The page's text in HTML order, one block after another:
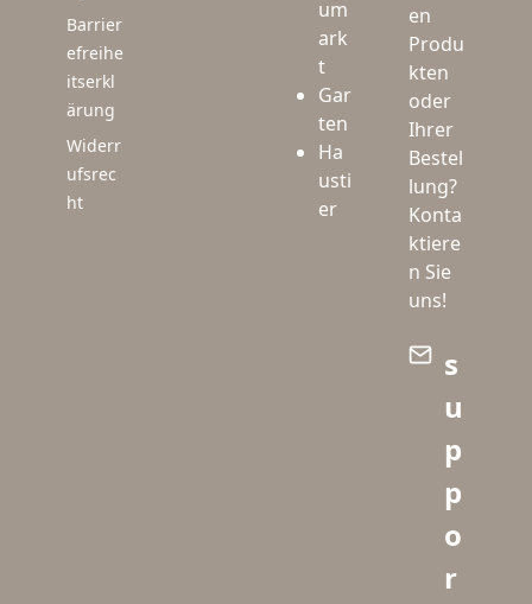
Barrier
efreihe
itserkl
ärung
Widerr
ufsrec
ht
um
ark
t
Gar
ten
Ha
usti
er
en
Produ
kten
oder
Ihrer
Bestel
lung?
Konta
ktiere
n Sie
uns!
s
u
p
p
o
r